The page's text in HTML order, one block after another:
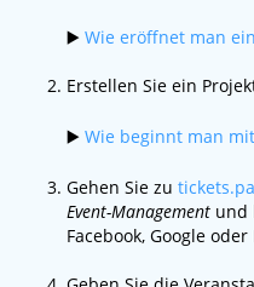
▶️ Wie eröffnet man
Erstellen Sie ein
▶️ Wie beginnt man
Gehen Sie zu
Event-Management und
Facebook, Google